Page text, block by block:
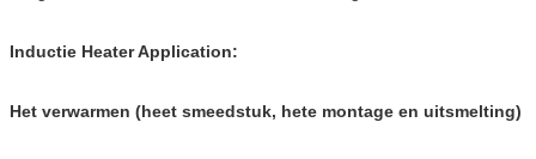
Inductie Heater Application:
Het verwarmen (heet smeedstuk, hete montage en uitsmelting)